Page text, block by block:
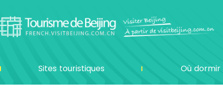
Sites touristiques Où dormir